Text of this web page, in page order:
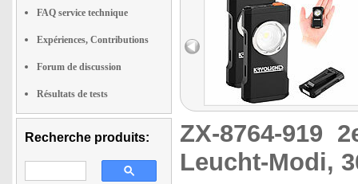
FAQ service technique
Expériences, Contributions
Forum de discussion
Résultats de tests
Recherche produits: ZX-8764-919
Leucht-Modi,